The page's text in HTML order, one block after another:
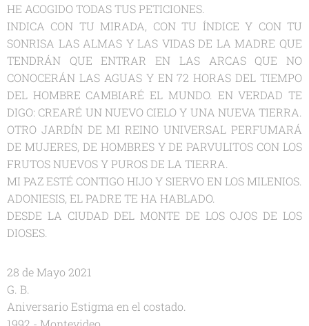
HE ACOGIDO TODAS TUS PETICIONES.
INDICA CON TU MIRADA, CON TU ÍNDICE Y CON TU
SONRISA LAS ALMAS Y LAS VIDAS DE LA MADRE QUE
TENDRÁN QUE ENTRAR EN LAS ARCAS QUE NO
CONOCERÁN LAS AGUAS Y EN 72 HORAS DEL TIEMPO
DEL HOMBRE CAMBIARÉ EL MUNDO. EN VERDAD TE
DIGO: CREARÉ UN NUEVO CIELO Y UNA NUEVA TIERRA.
OTRO JARDÍN DE MI REINO UNIVERSAL PERFUMARÁ
DE MUJERES, DE HOMBRES Y DE PARVULITOS CON LOS
FRUTOS NUEVOS Y PUROS DE LA TIERRA.
MI PAZ ESTÉ CONTIGO HIJO Y SIERVO EN LOS MILENIOS.
ADONIESIS, EL PADRE TE HA HABLADO.
DESDE LA CIUDAD DEL MONTE DE LOS OJOS DE LOS
DIOSES.
28 de Mayo 2021
G. B.
Aniversario Estigma en el costado.